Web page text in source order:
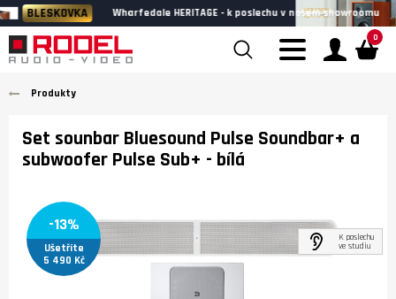
BLESKOVKA Wharfedale HERITAGE - k poslechu v našem showroomu
0
Produkty
Set sounbar Bluesound Pulse Soundbar+ a
subwoofer Pulse Sub+ - bílá
K poslechu
ve studiu
-13%
Ušetříte
5 490 Kč